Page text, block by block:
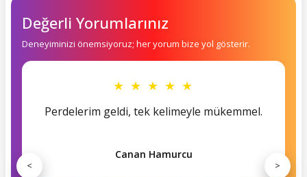
Değerli Yorumlarınız
Deneyiminizi önemsiyoruz; her yorum bize yol gösterir.
★ ★ ★ ★ ★
Perdelerim geldi, tek kelimeyle mükemmel.
Canan Hamurcu
< >